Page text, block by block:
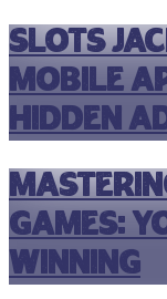
Slots
Mobile
Hidden
Games:
Winning